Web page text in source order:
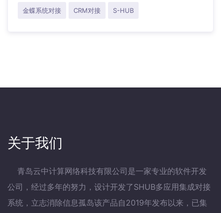
金蝶系统对接 CRM对接 S-HUB
关于我们
青岛云中计算网络科技有限公司是一家专业的软件开发
公司，经过多年的努力，设计开发了SHUB多应用集成对接
系统，立志消除信息孤岛该产品自2019年发布以来，已集